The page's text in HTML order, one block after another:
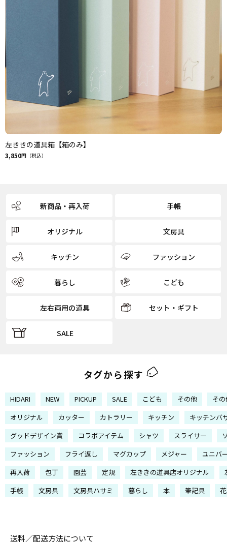
左ききの道具箱【箱のみ】
3,850円（税込）
新商品・再入荷 手帳
オリジナル 文房具
キッチン ファッション
暮らし こども
左右両用の道具 セット・ギフト
SALE
タグから探す
HIDARI NEW PICKUP SALE こども その他
そ
オリジナル
カッター カトラリー キッチン
キッチンバ
グッドデザイン賞
コラボアイテム シャツ スライサー
ファッション
フライ返し マグカップ メジャー
ユニバ
再入荷
包丁 園芸 定規 左ききの道具店オリジナル
手帳
文房具 文房具ハサミ 暮らし 本 筆記具
送料／配送方法について